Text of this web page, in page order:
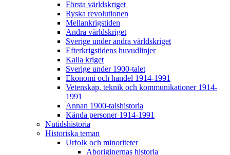
Första världskriget
Ryska revolutionen
Mellankrigstiden
Andra världskriget
Sverige under andra världskriget
Efterkrigstidens huvudlinjer
Kalla kriget
Sverige under 1900-talet
Ekonomi och handel 1914-1991
Vetenskap, teknik och kommunikationer 1914-
1991
Annan 1900-talshistoria
Kända personer 1914-1991
Nutidshistoria
Historiska teman
Urfolk och minoriteter
Aboriginernas historia